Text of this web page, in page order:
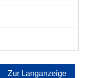
Zur Langanzeige